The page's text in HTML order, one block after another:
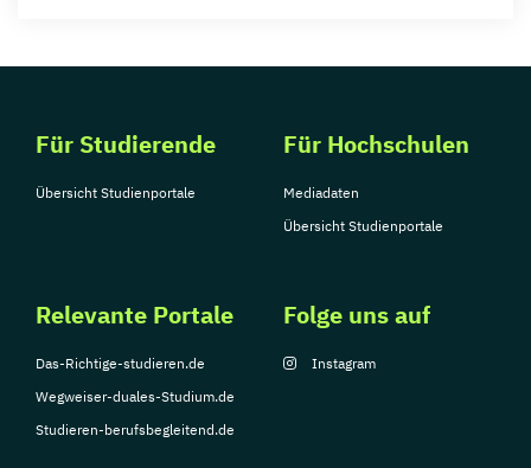
Für Studierende
Übersicht Studienportale
Für Hochschulen
Mediadaten
Übersicht Studienportale
Relevante Portale
Das-Richtige-studieren.de
Wegweiser-duales-Studium.de
Studieren-berufsbegleitend.de
Folge uns auf
Instagram